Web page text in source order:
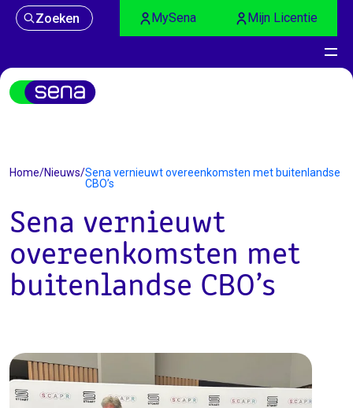
Zoeken MySena Mijn Licentie
Home/Nieuws/Sena vernieuwt overeenkomsten met buitenlandse
CBO’s
Sena vernieuwt
overeenkomsten met
buitenlandse CBO’s